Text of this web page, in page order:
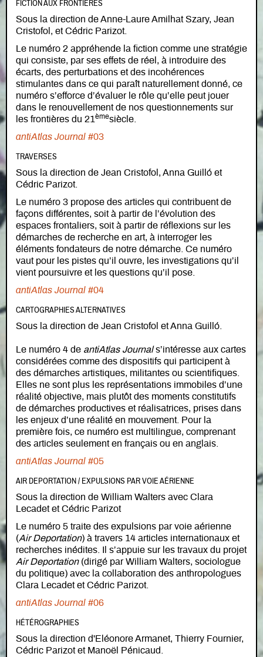
FICTION AUX FRONTIÈRES
Sous la direction de Anne-Laure Amilhat Szary, Jean
Cristofol, et Cédric Parizot.
Le numéro 2 appréhende la fiction comme une stratégie
qui consiste, par ses effets de réel, à introduire des
écarts, des perturbations et des incohérences
stimulantes dans ce qui paraît naturellement donné, ce
numéro s’efforce d’évaluer le rôle qu’elle peut jouer
dans le renouvellement de nos questionnements sur
les frontières du 21 èmesiècle.
antiAtlas Journal #03
TRAVERSES
Sous la direction de Jean Cristofol, Anna Guilló et
Cédric Parizot.
Le numéro 3 propose des articles qui contribuent de
façons différentes, soit à partir de l’évolution des
espaces frontaliers, soit à partir de réflexions sur les
démarches de recherche en art, à interroger les
éléments fondateurs de notre démarche. Ce numéro
vaut pour les pistes qu’il ouvre, les investigations qu’il
vient poursuivre et les questions qu’il pose.
antiAtlas Journal #04
CARTOGRAPHIES ALTERNATIVES
Sous la direction de Jean Cristofol et Anna Guilló.
Le numéro 4 de antiAtlas Journals’intéresse aux cartes
considérées comme des dispositifs qui participent à
des démarches artistiques, militantes ou scientifiques.
Elles ne sont plus les représentations immobiles d’une
réalité objective, mais plutôt des moments constitutifs
de démarches productives et réalisatrices, prises dans
les enjeux d’une réalité en mouvement. Pour la
première fois, ce numéro est multilingue, comprenant
des articles seulement en français ou en anglais.
antiAtlas Journal #05
AIR DEPORTATION / EXPULSIONS PAR VOIE AÉRIENNE
Sous la direction de William Walters avec Clara
Lecadet et Cédric Parizot
Le numéro 5 traite des expulsions par voie aérienne
(Air Deportation) à travers 14 articles internationaux et
recherches inédites. Il s’appuie sur les travaux du projet
Air Deportation(dirigé par William Walters, sociologue
du politique) avec la collaboration des anthropologues
Clara Lecadet et Cédric Parizot.
antiAtlas Journal #06
HÉTÉROGRAPHIES
Sous la direction d'Eléonore Armanet, Thierry Fournier,
Cédric Parizot et Manoël Pénicaud.